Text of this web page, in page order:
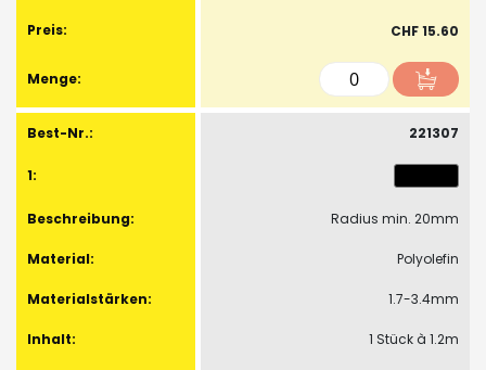
CHF 15.60
221307
Radius min. 20mm
Polyolefin
1.7-3.4mm
1 Stück à 1.2m